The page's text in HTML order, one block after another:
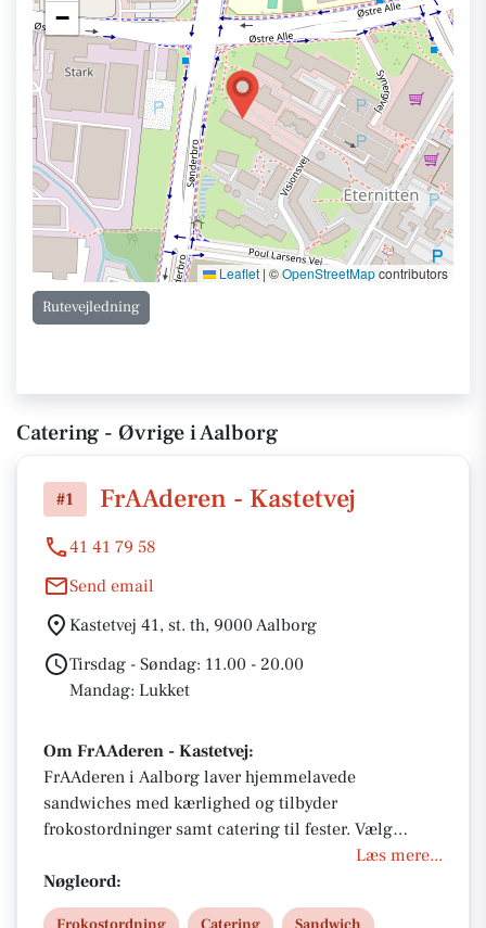
−
Leaflet | ©OpenStreetMapcontributors
Rutevejledning
Catering - Øvrige i Aalborg
#1 FrAAderen - Kastetvej
41 41 79 58
Send email
Kastetvej 41, st. th, 9000 Aalborg
Tirsdag - Søndag: 11.00 - 20.00
Mandag: Lukket
Om FrAAderen - Kastetvej:
FrAAderen i Aalborg laver hjemmelavede
sandwiches med kærlighed og tilbyder
frokostordninger samt catering til fester. Vælg
mellem sandwiches, tapas, buffet eller salater – alt
lavet af friske råvarer og årstidens grønt. Med fokus
på kvalitet og smag får du en madoplevelse, der
Læs mere...
Nøgleord: